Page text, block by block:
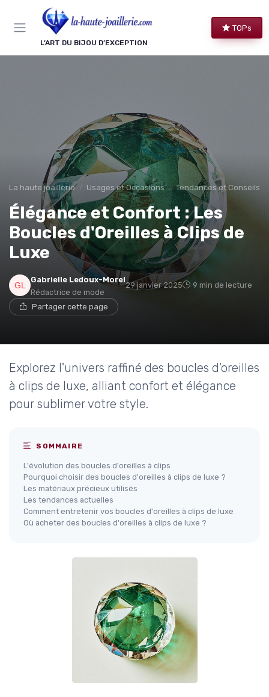
L’ART DU BIJOU D’EXCEPTION
TOPs
La haute joaillerie Usages et Occasions Tendances et Conseils
Élégance et Confort : Les
Boucles d'Oreilles à Clips de
Luxe
Gabrielle Ledoux-Morel
Rédactrice de mode
29 janvier 2025 9 min de lecture
Partager cette page
Explorez l'univers raffiné des boucles d'oreilles
à clips de luxe, alliant confort et élégance
pour sublimer votre style.
SOMMAIRE
L'évolution des boucles d'oreilles à clips
Pourquoi choisir des boucles d'oreilles à clips de luxe ?
Les matériaux précieux utilisés
Les tendances actuelles
Comment entretenir vos boucles d'oreilles à clips de luxe
Où acheter des boucles d'oreilles à clips de luxe ?
Panneau de gestion des cookies